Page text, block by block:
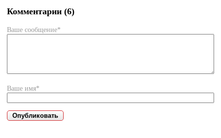
Комментарии (6)
Ваше сообщение*
Ваше имя*